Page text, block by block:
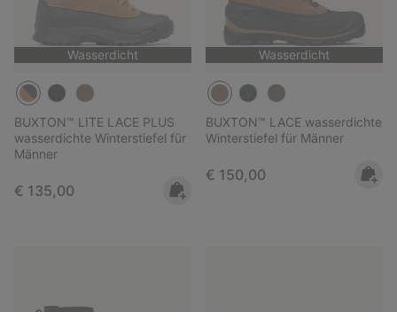
Wasserdicht
BUXTON™ LITE LACE PLUS
wasserdichte Winterstiefel für
Männer
Regular price:
€ 135,00
Wasserdicht
BUXTON™ LACE wasserdichte
Winterstiefel für Männer
Regular price:
€ 150,00